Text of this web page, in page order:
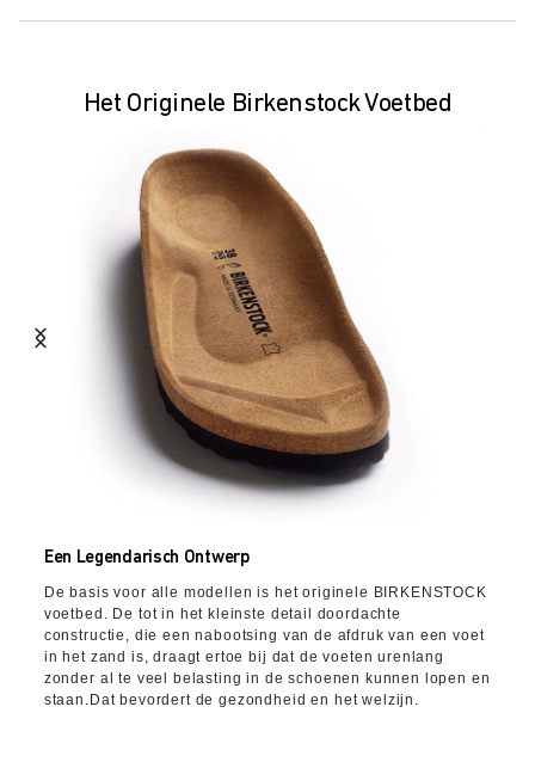
Het Originele Birkenstock Voetbed
Een Legendarisch Ontwerp
De basis voor alle modellen is het originele BIRKENSTOCK
voetbed. De tot in het kleinste detail doordachte
constructie, die een nabootsing van de afdruk van een voet
in het zand is, draagt ertoe bij dat de voeten urenlang
zonder al te veel belasting in de schoenen kunnen lopen en
staan.Dat bevordert de gezondheid en het welzijn.